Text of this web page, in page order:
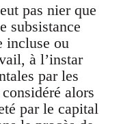
pas nier que
subsistance
incluse ou
à l’instar
par les
alors
par le capital